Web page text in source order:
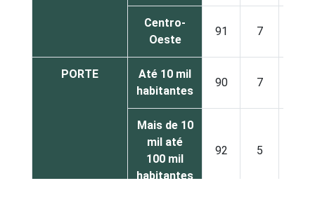
Centro-
Oeste
91 7
PORTE
Até 10 mil
habitantes
90 7
Mais de 10
mil até
100 mil
habitantes
92 5